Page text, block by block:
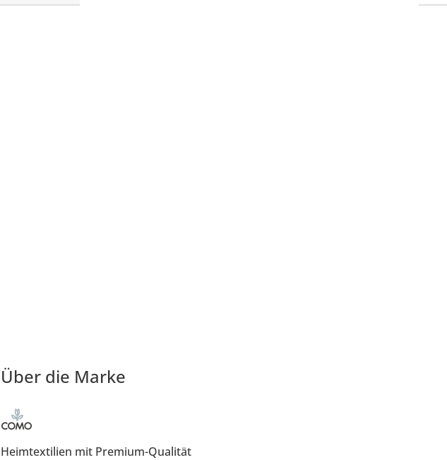
Über die Marke
Heimtextilien mit Premium-Qualität